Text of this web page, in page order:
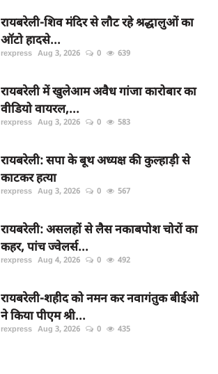
रायबरेली-शिव मंदिर से लौट रहे श्रद्धालुओं का
ऑटो हादसे...
rexpress Aug 3, 2026 0 639
रायबरेली में खुलेआम अवैध गांजा कारोबार का
वीडियो वायरल,...
rexpress Aug 3, 2026 0 583
रायबरेली: सपा के बूथ अध्यक्ष की कुल्हाड़ी से
काटकर हत्या
rexpress Aug 3, 2026 0 567
रायबरेली: असलहों से लैस नकाबपोश चोरों का
कहर, पांच ज्वेलर्स...
rexpress Aug 4, 2026 0 492
रायबरेली-शहीद को नमन कर नवागंतुक बीईओ
ने किया पीएम श्री...
rexpress Aug 3, 2026 0 435